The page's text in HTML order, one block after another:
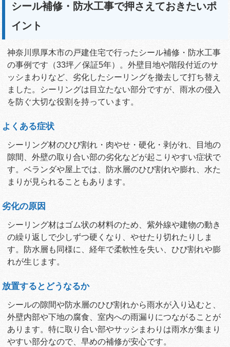
シール補修・防水工事で押さえておきたいポ
イント
神奈川県厚木市の戸建住宅で行ったシール補修・防水工事
の事例です（33坪／保証5年）。外壁目地や階段付近のサ
ッシまわりなど、劣化したシーリングを撤去して打ち替え
ました。シーリングは目立たない部分ですが、雨水の侵入
を防ぐ大切な役割を持っています。
よくある症状
シーリング材のひび割れ・肉やせ・硬化・剥がれ、目地の
隙間、外壁の取り合い部の劣化などが起こりやすい症状で
す。ベランダや屋上では、防水層のひび割れや膨れ、水た
まりが見られることもあります。
劣化の原因
シーリング材はゴム状の材料のため、紫外線や建物の動き
の繰り返しで少しずつ硬くなり、やせたり切れたりしま
す。防水層も同様に、経年で柔軟性を失い、ひび割れや膨
れが生じます。
放置するとどうなるか
シールの隙間や防水層のひび割れから雨水が入り込むと、
外壁内部や下地の腐食、室内への雨漏りにつながることが
あります。特に取り合い部やサッシまわりは雨水が集まり
やすい部分なので、早めの補修が安心です。